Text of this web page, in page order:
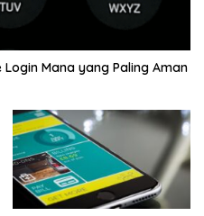
Login Mana yang Paling Aman